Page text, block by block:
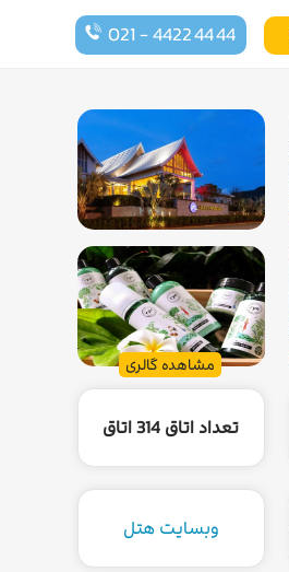
021 - 4422 44 44
مشاهده گالری
تعداد اتاق314 اتاق
وبسایت هتل